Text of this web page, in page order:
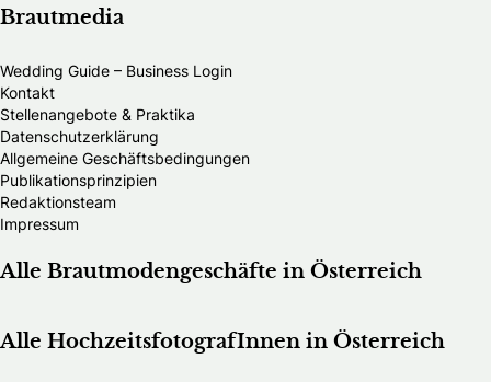
Brautmedia
Wedding Guide – Business Login
Kontakt
Stellenangebote & Praktika
Datenschutzerklärung
Allgemeine Geschäftsbedingungen
Publikationsprinzipien
Redaktionsteam
Impressum
Alle Brautmodengeschäfte in Österreich
Alle HochzeitsfotografInnen in Österreich